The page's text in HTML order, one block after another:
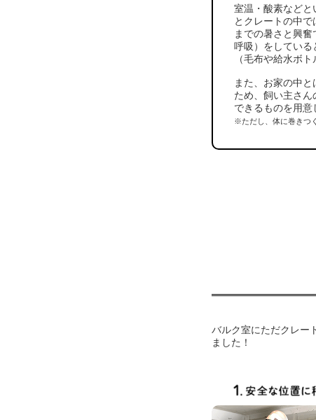
室温・酸素などと
とクレートの中
までの暑さと興
呼吸）をしている
（毛布や給水ボ
また、お家の中
ため、飼い主さ
できるものを用意
※ただし、体に巻きつ
バルク室にただクレー
ました！